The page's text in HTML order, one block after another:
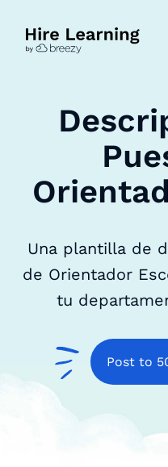
Una plantilla de
de Orientador
tu
Post to